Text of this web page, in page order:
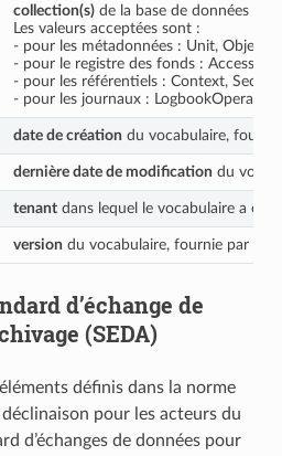
collection(s)de la base de données
Les valeurs acceptées sont :
- pour les métadonnées : Unit,
- pour le registre des fonds :
- pour les référentiels : Context,
- pour les journaux :
date de création du vocabulaire,
dernière date de modification du
tenantdans lequel le vocabulaire a été
version du vocabulaire, fournie par le
d’échange de
(SEDA)
définis dans la norme
pour les acteurs du
d’échanges de données pour